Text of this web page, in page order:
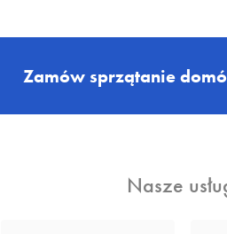
Zamów sprzątanie
Nasze